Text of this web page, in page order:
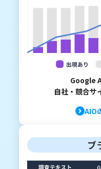
Google
自社・競合サ
AIO
ブ